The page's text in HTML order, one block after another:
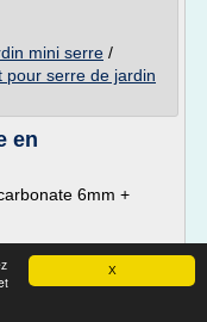
X
mini serre /
pour serre de jardin
en
6mm +
!
depuis notre